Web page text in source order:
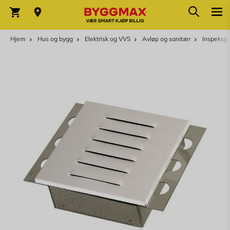
Varekurv Søk
Hjem Hus og bygg Elektrisk og VVS Avløp og sanitær